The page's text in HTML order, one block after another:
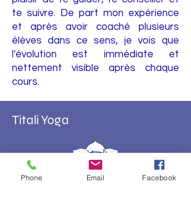
te suivre. De part mon expérience
et après avoir coaché plusieurs
élèves dans ce sens, je vois que
l'évolution est immédiate et
nettement visible après chaque
cours.
Titali Yoga
Phone Email Facebook